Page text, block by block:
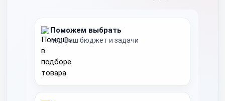
Поможем выбрать
под Ваш бюджет и задачи